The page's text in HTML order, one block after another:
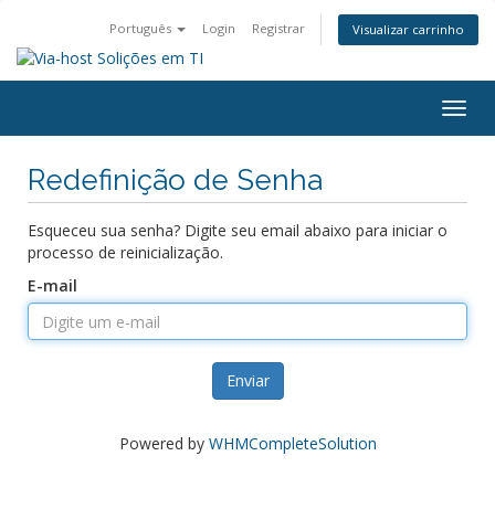
Português Login Registrar Visualizar carrinho
Redefinição de Senha
Esqueceu sua senha? Digite seu email abaixo para iniciar o
processo de reinicialização.
E-mail
Enviar
Powered by WHMCompleteSolution